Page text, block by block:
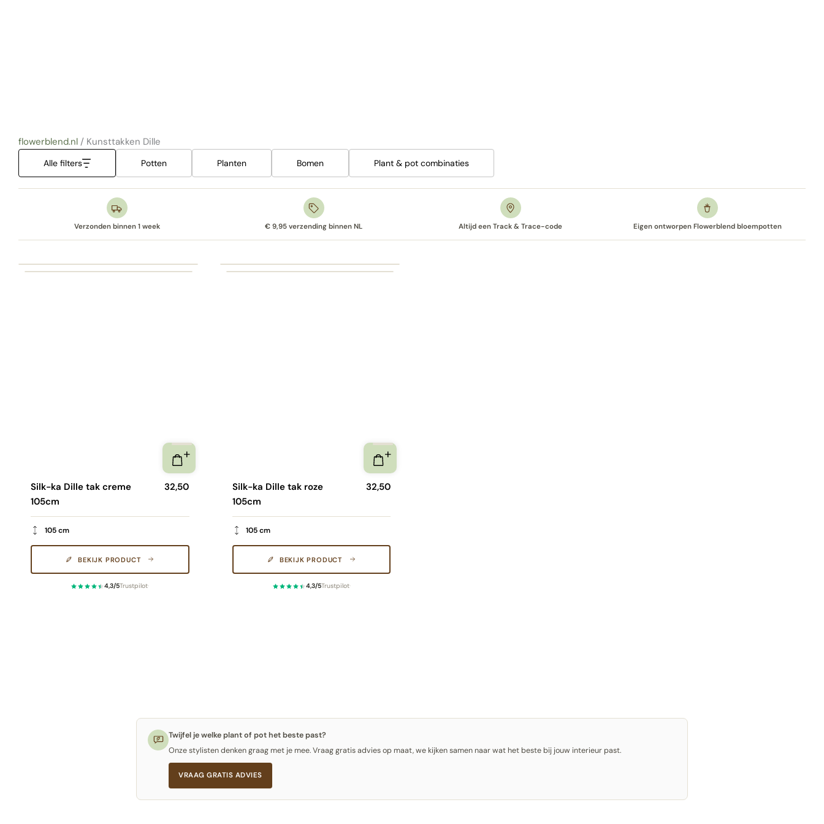
flowerblend.nl / Kunsttakken Dille
Alle filters Potten Planten Bomen Plant & pot combinaties
Verzonden binnen 1 week € 9,95 verzending binnen NL Altijd een Track & Trace-code Eigen ontworpen Flowerblend bloempotten
Silk-ka Dille tak creme
105cm
32,50
105 cm
BEKIJK PRODUCT
4,3/5Trustpilot·
Silk-ka Dille tak roze
105cm
32,50
105 cm
BEKIJK PRODUCT
4,3/5Trustpilot·
Twijfel je welke plant of pot het beste past?
Onze stylisten denken graag met je mee. Vraag gratis advies op maat, we kijken samen naar wat het beste bij jouw interieur past.
VRAAG GRATIS ADVIES